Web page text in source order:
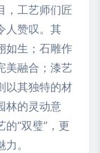
，工艺师们匠
人赞叹。其
如生；石雕作
美融合；漆艺
以其独特的材
林的灵动意
“双璧”，更
。